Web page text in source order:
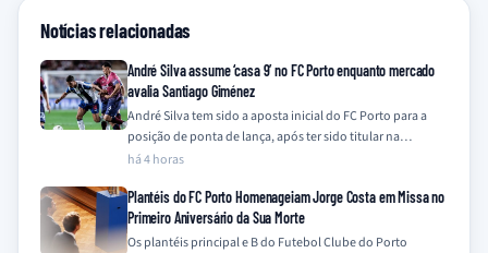
Notícias relacionadas
André Silva assume ‘casa 9’ no FC Porto enquanto mercado
avalia Santiago Giménez
André Silva tem sido a aposta inicial do FC Porto para a
posição de ponta de lança, após ter sido titular na…
há 4 horas
Plantéis do FC Porto Homenageiam Jorge Costa em Missa no
Primeiro Aniversário da Sua Morte
Os plantéis principal e B do Futebol Clube do Porto